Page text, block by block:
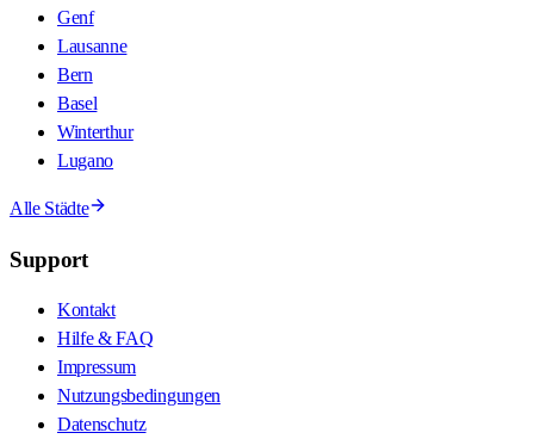
Genf
Lausanne
Bern
Basel
Winterthur
Lugano
Alle Städte
Support
Kontakt
Hilfe & FAQ
Impressum
Nutzungsbedingungen
Datenschutz